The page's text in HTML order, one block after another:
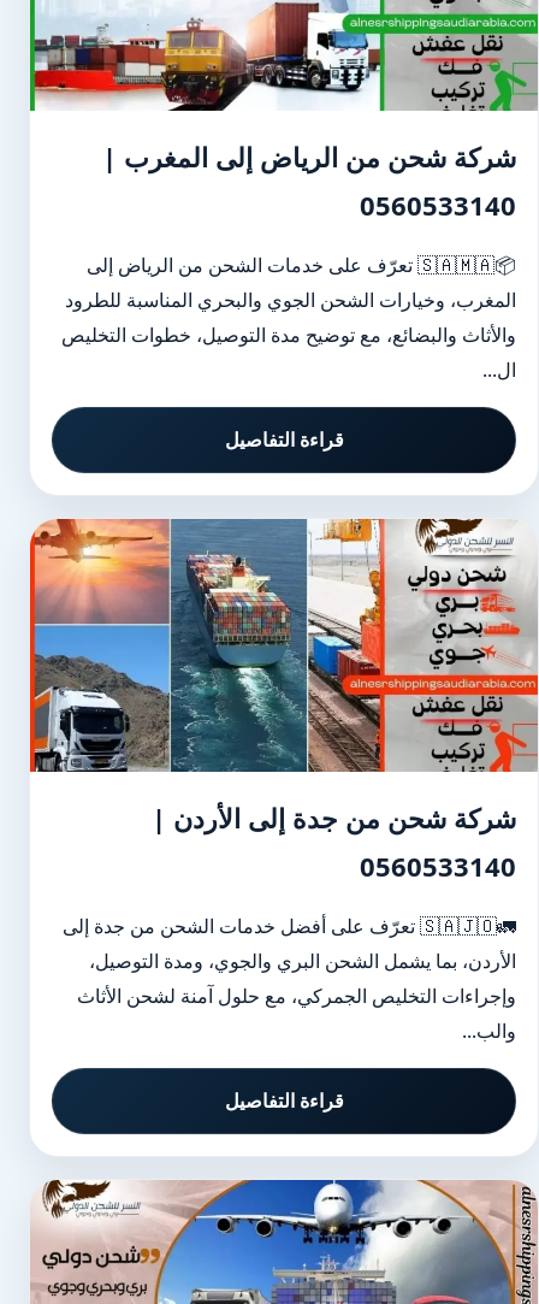
شركة شحن من الرياض إلى المغرب |
0560533140
📦🇸🇦🇲🇦 تعرّف على خدمات الشحن من الرياض إلى
المغرب، وخيارات الشحن الجوي والبحري المناسبة للطرود
والأثاث والبضائع، مع توضيح مدة التوصيل، خطوات التخليص
ال...
قراءة التفاصيل
شركة شحن من جدة إلى الأردن |
0560533140
🚛🇸🇦🇯🇴 تعرّف على أفضل خدمات الشحن من جدة إلى
الأردن، بما يشمل الشحن البري والجوي، ومدة التوصيل،
وإجراءات التخليص الجمركي، مع حلول آمنة لشحن الأثاث
والب...
قراءة التفاصيل